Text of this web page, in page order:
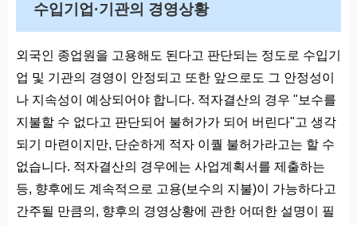
수입기업·기관의 경영상황
외국인 종업원을 고용해도 된다고 판단되는 정도로 수입기
업 및 기관의 경영이 안정되고 또한 앞으로도 그 안정성이
나 지속성이 예상되어야 합니다. 적자결산의 경우 "보수를
지불할 수 없다고 판단되어 불허가가 되어 버린다"고 생각
되기 마련이지만, 단순하게 적자 이퀄 불허가라고는 할 수
없습니다. 적자결산의 경우에는 사업계획서를 제출하는
등, 향후에도 계속적으로 고용(보수의 지불)이 가능하다고
간주될 만큼의, 향후의 경영상황에 관한 어떠한 설명이 필